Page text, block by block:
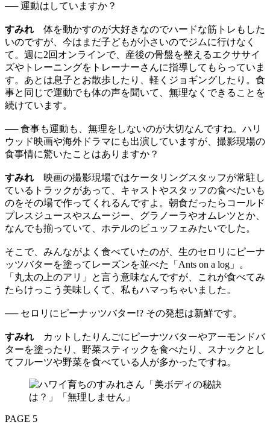
── 運動はしていますか？
すみれ 体を動かすのが大好きなのでハードな筋トレもした
いのですが、今はまだ子どもが小さいのでジムに行けなく
て。週に2回オンラインで、産後の骨盤を整えるエクササイ
ズやトレーニングをトレーナーさんに指導してもらっていま
す。あとは息子とお散歩したり、軽くジョギングしたり。食
事と同じで運動でも体の声を聞いて、無理なくできることを
続けています。
── 食事も運動も、無理をしないのが大切なんですね。ハリ
ウッド映画や海外ドラマにも出演していますが、撮影現場の
食事情に驚いたことはありますか？
すみれ 映画の撮影現場ではケータリングスタッフが常駐し
ているトラックがあって、キャストやスタッフの食べたいも
のをその場で作ってくれるんですよ。朝食だったらコールド
プレスジュースやスムージー、グラノーラやオムレツとか、
なんでも揃っていて、ホテルのビュッフェみたいでした。
そこで、みんながよく食べていたのが、生のセロリにピーナ
ッツバターを塗ってレーズンを並べた「Ants on a log」。
「丸太の上のアリ」と言う意味なんですが、これが食べてみ
たらけっこう美味しくて、私もハマっちゃいました。
── セロリにピーナッツバター!? その発想は新鮮です。
すみれ カットしたりんごにピーナツバターやアーモンドバ
ターを塗ったり、野菜スティックを食べたり、スナックとし
てフルーツや野菜を食べている人が多かったですね。
PAGE 5